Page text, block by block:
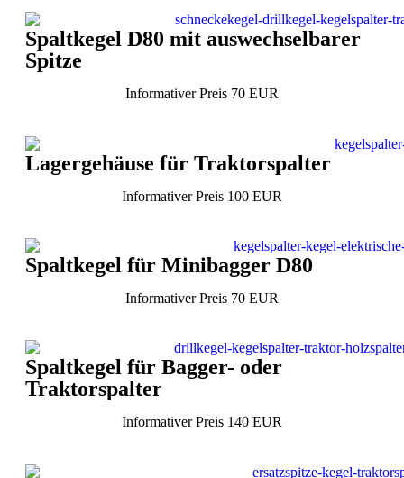
Spaltkegel D80 mit auswechselbarer
Spitze
Informativer Preis 70 EUR
Lagergehäuse für Traktorspalter
Informativer Preis 100 EUR
Spaltkegel für Minibagger D80
Informativer Preis 70 EUR
Spaltkegel für Bagger- oder
Traktorspalter
Informativer Preis 140 EUR